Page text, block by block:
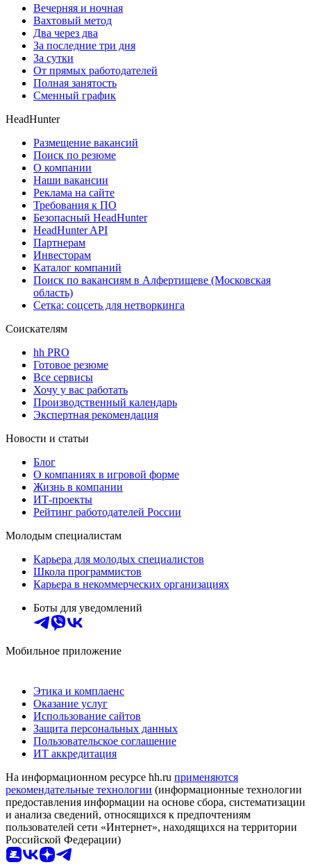
Вечерняя и ночная
Вахтовый метод
Два через два
За последние три дня
За сутки
От прямых работодателей
Полная занятость
Сменный график
HeadHunter
Размещение вакансий
Поиск по резюме
О компании
Наши вакансии
Реклама на сайте
Требования к ПО
Безопасный HeadHunter
HeadHunter API
Партнерам
Инвесторам
Каталог компаний
Поиск по вакансиям в Алфертищеве (Московская
область)
Сетка: соцсеть для нетворкинга
Соискателям
hh PRO
Готовое резюме
Все сервисы
Хочу у вас работать
Производственный календарь
Экспертная рекомендация
Новости и статьи
Блог
О компаниях в игровой форме
Жизнь в компании
ИТ-проекты
Рейтинг работодателей России
Молодым специалистам
Карьера для молодых специалистов
Школа программистов
Карьера в некоммерческих организациях
Боты для уведомлений
Мобильное приложение
Этика и комплаенс
Оказание услуг
Использование сайтов
Защита персональных данных
Пользовательское соглашение
ИТ аккредитация
На информационном ресурсе hh.ru применяются
рекомендательные технологии (информационные технологии
предоставления информации на основе сбора, систематизации
и анализа сведений, относящихся к предпочтениям
пользователей сети «Интернет», находящихся на территории
Российской Федерации)